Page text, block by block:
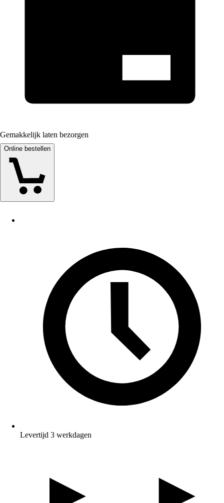
Gemakkelijk laten bezorgen
Online bestellen
Levertijd 3 werkdagen